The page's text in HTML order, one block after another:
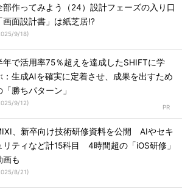
部作ってみよう（24）設計フェーズの入り口
「画面設計書」は紙芝居!?
9/18)
年で活用率75％超えを達成したSHIFTに学
：生成AIを確実に定着させ、成果を出すため
「勝ちパターン」
9/12)
、新卒向け技術研修資料を公開 AIやセキ
リティなど計15科目 4時間超の「iOS研修」
画も
8/21)